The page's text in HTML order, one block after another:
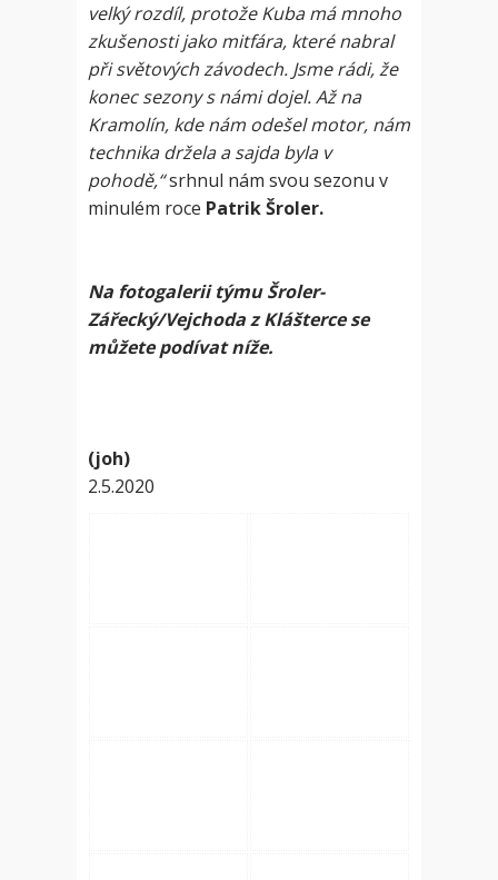
velký rozdíl, protože Kuba má mnoho
zkušenosti jako mitfára, které nabral
při světových závodech. Jsme rádi, že
konec sezony s námi dojel. Až na
Kramolín, kde nám odešel motor, nám
technika držela a sajda byla v
pohodě,“srhnul nám svou sezonu v
minulém roce Patrik Šroler.
Na fotogalerii týmu Šroler-
Zářecký/Vejchoda z Klášterce se
můžete podívat níže.
(joh)
2.5.2020